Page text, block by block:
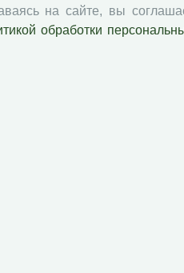
на сайте, вы
обработки